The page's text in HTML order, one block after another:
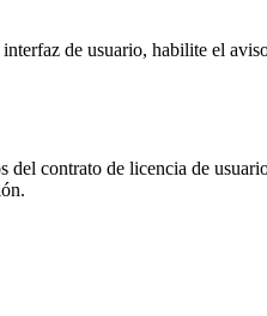
de usuario, habilite el
del contrato de licencia de